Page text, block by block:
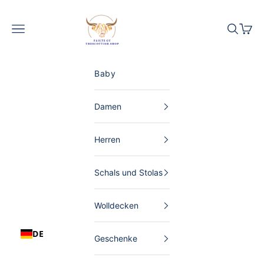
The Scottish Shop Deutschland
DE
Menü Suchen
Baby
Damen
Herren
Schals und Stolas
Wolldecken
Geschenke